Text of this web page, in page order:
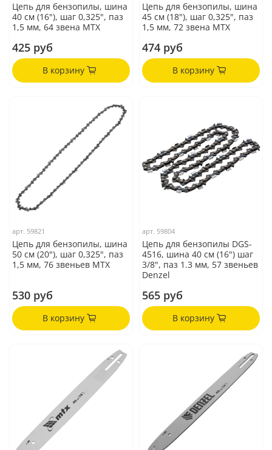
Цепь для бензопилы, шина
40 см (16"), шаг 0,325", паз
1,5 мм, 64 звена MTX
425 руб
В корзину
Цепь для бензопилы, шина
45 см (18"), шаг 0,325", паз
1,5 мм, 72 звена MTX
474 руб
В корзину
арт. 59821
Цепь для бензопилы, шина
50 см (20"), шаг 0,325", паз
1,5 мм, 76 звеньев MTX
530 руб
В корзину
арт. 59804
Цепь для бензопилы DGS-
4516, шина 40 см (16") шаг
3/8", паз 1.3 мм, 57 звеньев
Denzel
565 руб
В корзину